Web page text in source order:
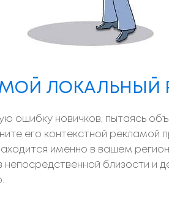
ЛОКАЛЬНЫЙ
ошибку новичков, пытаясь
его контекстной рекламой
именно в вашем
близости и